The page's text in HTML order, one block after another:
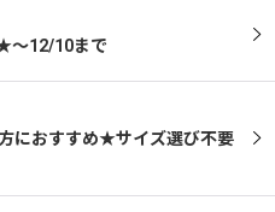
～12/10まで
におすすめ★サイズ選び不要